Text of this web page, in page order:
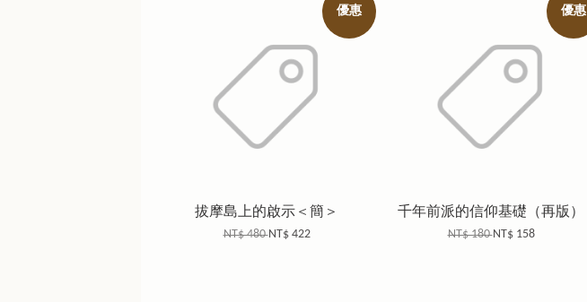
優惠
拔摩島上的啟示＜簡＞
NT$ 480NT$ 422
優惠
千年前派的信仰基礎（再版）
NT$ 180NT$ 158